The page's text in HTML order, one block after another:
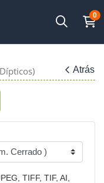
0
Atrás
TIFF, TIF, AI,